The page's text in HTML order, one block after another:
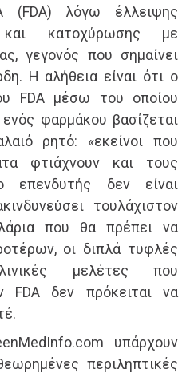
λόγω έλλειψης
και κατοχύρωσης με
γεγονός που σημαίνει
Η αλήθεια είναι ότι ο
FDA μέσω του οποίου
φαρμάκου βασίζεται
ρητό: «εκείνοι που
φτιάχνουν και τους
δεν είναι
τουλάχιστον
που θα πρέπει να
οι διπλά τυφλές
μελέτες που
FDA δεν πρόκειται να
υπάρχουν
περιληπτικές